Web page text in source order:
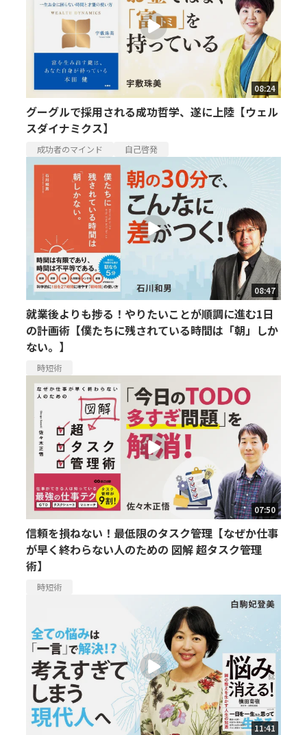
08:24
グーグルで採用される成功哲学、遂に上陸【ウェル
スダイナミクス】
成功者のマインド 自己啓発
08:47
就業後よりも捗る！やりたいことが順調に進む1日
の計画術【僕たちに残されている時間は「朝」しか
ない。】
時短術
07:50
信頼を損ねない！最低限のタスク管理【なぜか仕事
が早く終わらない人のための 図解 超タスク管理
術】
時短術
11:41